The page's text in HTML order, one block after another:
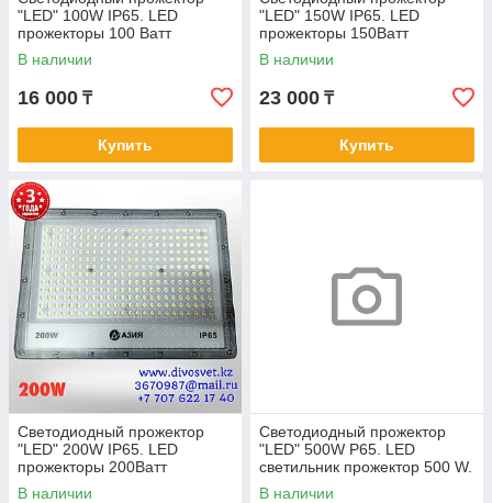
"LED" 100W IP65. LED
прожекторы 100 Ватт
диодные.
В наличии
16 000 ₸
Купить
"LED" 150W IP65. LED
прожекторы 150Ватт
диодные.
В наличии
23 000 ₸
Купить
Светодиодный прожектор
"LED" 200W IP65. LED
прожекторы 200Ватт
диодные.
В наличии
Светодиодный прожектор
"LED" 500W P65. LED
светильник прожектор 500 W.
В наличии